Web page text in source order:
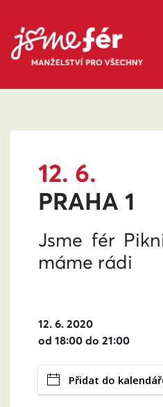
12. 6.
PRAHA 1
Jsme fér
máme rádi
12. 6. 2020
od 18:00 do 21:00
Přidat do